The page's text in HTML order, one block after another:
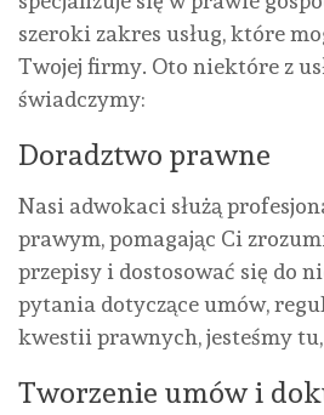
szeroki zakres usług, które
Twojej firmy. Oto niektóre z
świadczymy:
Doradztwo prawne
Nasi adwokaci służą
prawym, pomagając Ci
przepisy i dostosować się do
pytania dotyczące umów,
kwestii prawnych, jesteśmy
Tworzenie umów i